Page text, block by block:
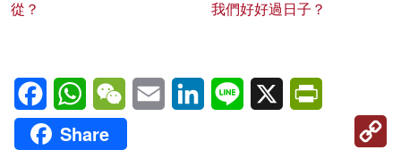
從？
我們好好過日子？
FacebookWhatsAppWeChatEmail LinkedInLine X
Share